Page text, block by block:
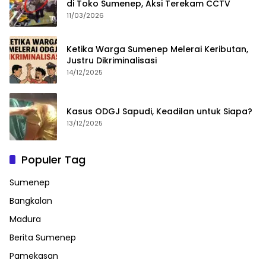
di Toko Sumenep, Aksi Terekam CCTV
11/03/2026
Ketika Warga Sumenep Melerai Keributan,
Justru Dikriminalisasi
14/12/2025
Kasus ODGJ Sapudi, Keadilan untuk Siapa?
13/12/2025
Populer Tag
Sumenep
Bangkalan
Madura
Berita Sumenep
Pamekasan